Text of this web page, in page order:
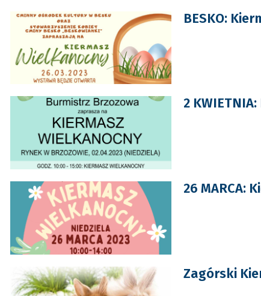
BESKO:
2
26 MARCA:
Zagórski